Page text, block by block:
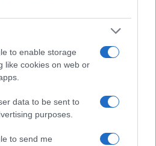
to enable storage
like cookies on web or
data to be sent to
purposes.
to send me